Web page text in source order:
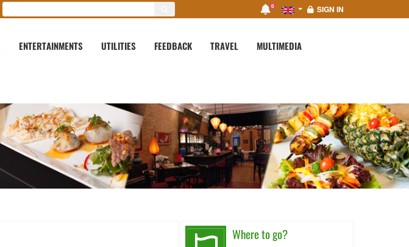
0 SIGN IN
ENTERTAINMENTS UTILITIES FEEDBACK TRAVEL MULTIMEDIA
Where to go?